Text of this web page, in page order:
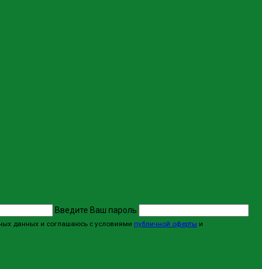
Введите Ваш пароль
данных и соглашаюсь с условиями публичной оферты и